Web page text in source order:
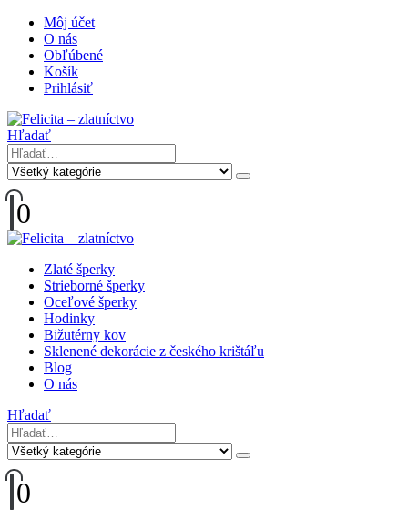
Môj účet
O nás
Obľúbené
Košík
Prihlásiť
Hľadať
0
Zlaté šperky
Strieborné šperky
Oceľové šperky
Hodinky
Bižutérny kov
Sklenené dekorácie z českého krištáľu
Blog
O nás
Hľadať
0